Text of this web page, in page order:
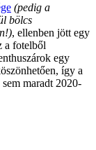
(pedig a
bölcs
, ellenben jött egy
a fotelből
egy
így a
maradt 2020-